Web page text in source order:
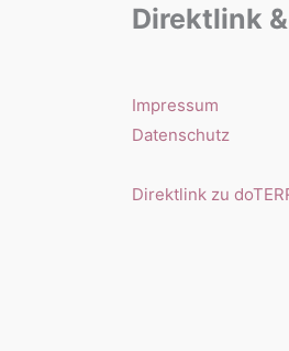
Direktlink
Impressum
Datenschutz
Direktlink zu